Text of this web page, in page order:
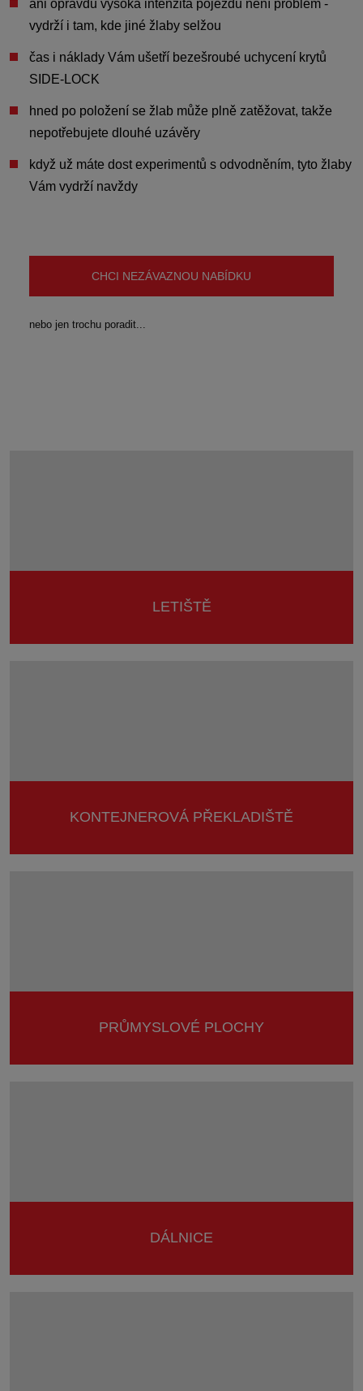
ani opravdu vysoká intenzita pojezdu není problém -
vydrží i tam, kde jiné žlaby selžou
čas i náklady Vám ušetří bezešroubé uchycení krytů
SIDE-LOCK
hned po položení se žlab může plně zatěžovat, takže
nepotřebujete dlouhé uzávěry
když už máte dost experimentů s odvodněním, tyto žlaby
Vám vydrží navždy
CHCI NEZÁVAZNOU NABÍDKU
nebo jen trochu poradit...
LETIŠTĚ
KONTEJNEROVÁ PŘEKLADIŠTĚ
PRŮMYSLOVÉ PLOCHY
DÁLNICE